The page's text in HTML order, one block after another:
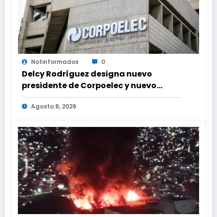
Notinformados 0
Delcy Rodríguez designa nuevo
presidente de Corpoelec y nuevo
viceministro de Servicios Eléctricos
Agosto 8, 2026